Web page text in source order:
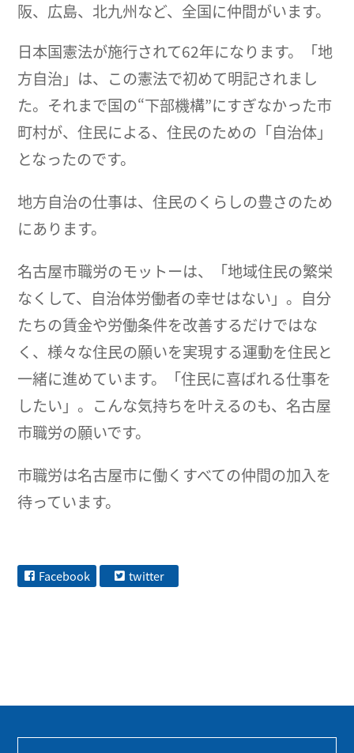
阪、広島、北九州など、全国に仲間がいます。
日本国憲法が施行されて62年になります。「地
方自治」は、この憲法で初めて明記されまし
た。それまで国の“下部機構”にすぎなかった市
町村が、住民による、住民のための「自治体」
となったのです。
地方自治の仕事は、住民のくらしの豊さのため
にあります。
名古屋市職労のモットーは、「地域住民の繁栄
なくして、自治体労働者の幸せはない」。自分
たちの賃金や労働条件を改善するだけではな
く、様々な住民の願いを実現する運動を住民と
一緒に進めています。「住民に喜ばれる仕事を
したい」。こんな気持ちを叶えるのも、名古屋
市職労の願いです。
市職労は名古屋市に働くすべての仲間の加入を
待っています。
Facebook twitter